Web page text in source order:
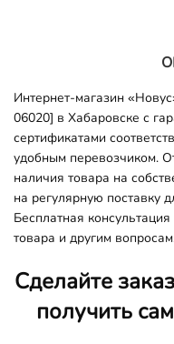
Интернет-магазин
06020] в Хабаровске с
сертификатами
удобным перевозчиком.
наличия товара на
на регулярную поставку
Бесплатная
товара и другим
Сделайте
получить